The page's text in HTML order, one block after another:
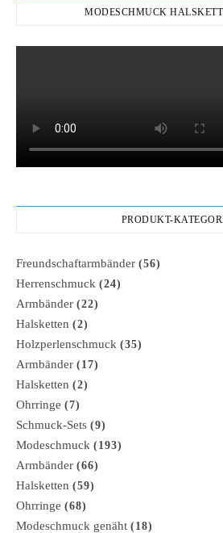
MODESCHMUCK
PRODUKT-
Freundschaftarmbänder (56)
Herrenschmuck (24)
Armbänder (22)
Halsketten (2)
Holzperlenschmuck (35)
Armbänder (17)
Halsketten (2)
Ohrringe (7)
Schmuck-Sets (9)
Modeschmuck (193)
Armbänder (66)
Halsketten (59)
Ohrringe (68)
Modeschmuck genäht (18)